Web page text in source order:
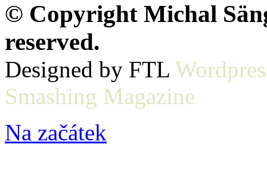
© Copyright Michal
reserved.
Designed by FTL
Smashing Magazine
Na začátek